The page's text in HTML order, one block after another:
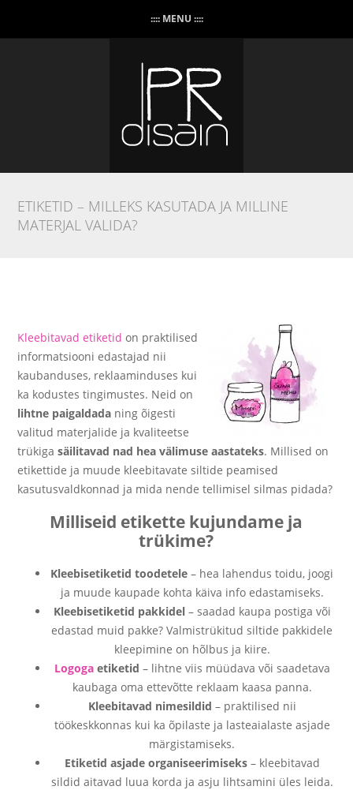
:::: MENU ::::
ETIKETID – MILLEKS KASUTADA JA MILLINE
MATERJAL VALIDA?
Kleebitavad etiketid on praktilised
informatsiooni edastajad nii
kaubanduses, reklaaminduses kui
ka kodustes tingimustes. Neid on
lihtne paigaldada ning õigesti
valitud materjalide ja kvaliteetse
trükigasäilitavad nad hea välimuse aastateks. Millised on
etikettide ja muude kleebitavate siltide peamised
kasutusvaldkonnad ja mida nende tellimisel silmas pidada?
Milliseid etikette kujundame ja
trükime?
Kleebisetiketid toodetele – hea lahendus toidu, joogi
ja muude kaupade kohta käiva info edastamiseks.
Kleebisetiketid pakkidel – saadad kaupa postiga või
edastad muid pakke? Valmistrükitud siltide pakkidele
kleepimine on hõlbus ja kiire.
Logogaetiketid – lihtne viis müüdava või saadetava
kaubaga oma ettevõtte reklaam kaasa panna.
Kleebitavad nimesildid – praktilised nii
töökeskkonnas kui ka õpilaste ja lasteaialaste asjade
märgistamiseks.
Etiketid asjade organiseerimiseks– kleebitavad
sildid aitavad luua korda ja asju lihtsamini üles leida.